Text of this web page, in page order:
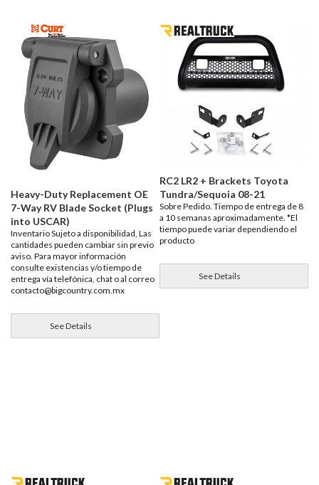
Heavy-Duty Replacement OE
7-Way RV Blade Socket (Plugs
into USCAR)
Inventario Sujeto a disponibilidad, Las
cantidades pueden cambiar sin previo
aviso. Para mayor información
consulte existencias y/o tiempo de
entrega vía telefónica, chat o al correo
contacto@bigcountry.com.mx
See Details
RC2 LR2 + Brackets Toyota
Tundra/Sequoia 08-21
Sobre Pedido. Tiempo de entrega de 8
a 10 semanas aproximadamente. *El
tiempo puede variar dependiendo el
producto
See Details